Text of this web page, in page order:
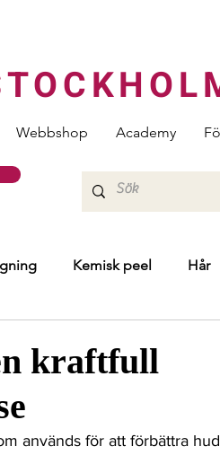
Webbshop Academy
Kemisk peel Hår
kraftfull
används för att förbättra